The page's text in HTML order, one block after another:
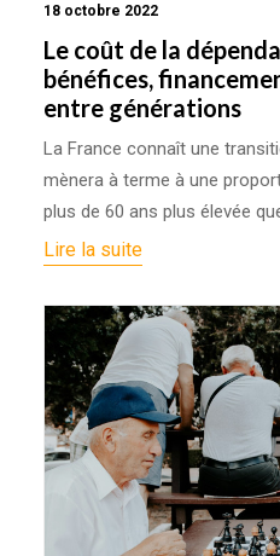
18 octobre 2022
Le coût de la
bénéfices,
entre générations
La France connaît une
mènera à terme à une
plus de 60 ans plus élevée
Lire la suite